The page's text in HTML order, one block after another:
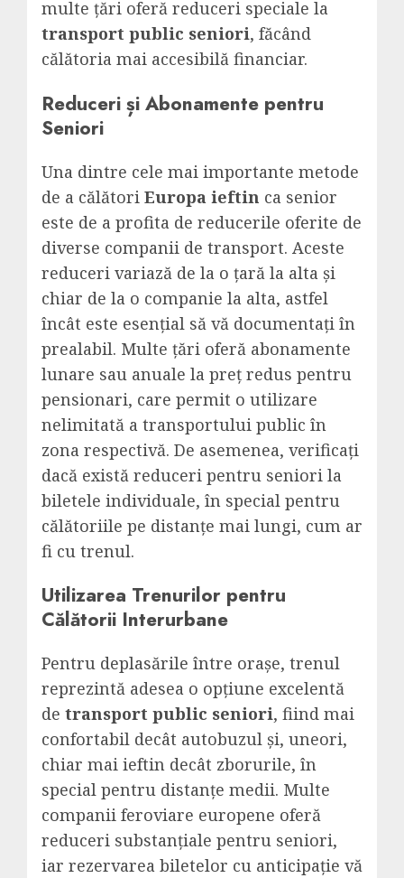
multe țări oferă reduceri speciale la
transport public seniori, făcând
călătoria mai accesibilă financiar.
Reduceri și Abonamente pentru
Seniori
Una dintre cele mai importante metode
de a călători Europa ieftin ca senior
este de a profita de reducerile oferite de
diverse companii de transport. Aceste
reduceri variază de la o țară la alta și
chiar de la o companie la alta, astfel
încât este esențial să vă documentați în
prealabil. Multe țări oferă abonamente
lunare sau anuale la preț redus pentru
pensionari, care permit o utilizare
nelimitată a transportului public în
zona respectivă. De asemenea, verificați
dacă există reduceri pentru seniori la
biletele individuale, în special pentru
călătoriile pe distanțe mai lungi, cum ar
fi cu trenul.
Utilizarea Trenurilor pentru
Călătorii Interurbane
Pentru deplasările între orașe, trenul
reprezintă adesea o opțiune excelentă
de transport public seniori, fiind mai
confortabil decât autobuzul și, uneori,
chiar mai ieftin decât zborurile, în
special pentru distanțe medii. Multe
companii feroviare europene oferă
reduceri substanțiale pentru seniori,
iar rezervarea biletelor cu anticipație vă